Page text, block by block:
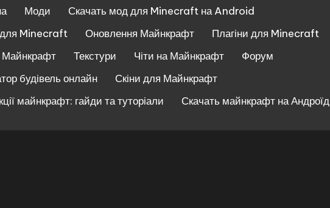
Моди
Скачать мод для Minecraft на Android
Minecraft
Оновлення Майнкрафт
Плагіни для Minecraft
Майнкрафт
Текстури Чіти на Майнкрафт
Форум
будівель онлайн
Скіни для Майнкрафт
майнкрафт: гайди та туторіали
Скачать майнкрафт на Андроїд